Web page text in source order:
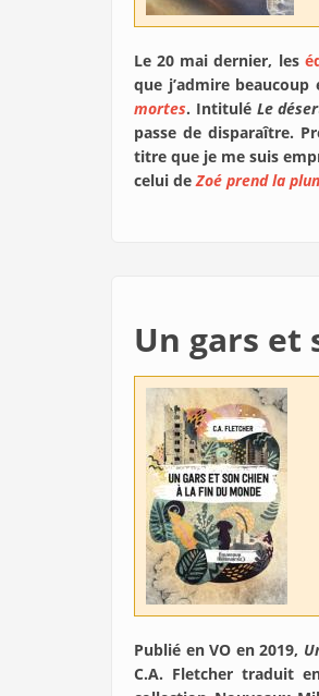
Le 20 mai dernier, les
que j’admire
mortes. Intitulé Le
passe de disparaître.
titre que je me suis
celui deZoé prend la
Un gars et
Publié en VO en 2019,
C.A. Fletcher traduit